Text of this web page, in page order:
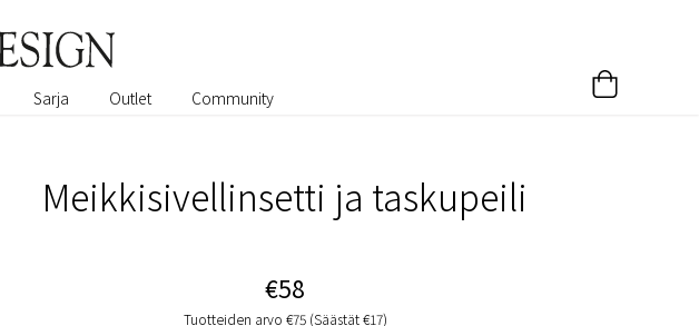
Sarja Outlet Community
Meikkisivellinsetti ja taskupeili
€58
Tuotteiden arvo €75 (Säästät €17)